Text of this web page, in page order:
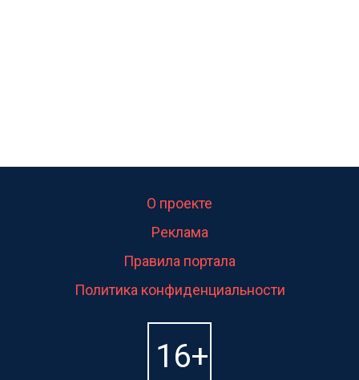
О проекте
Реклама
Правила портала
Политика конфиденциальности